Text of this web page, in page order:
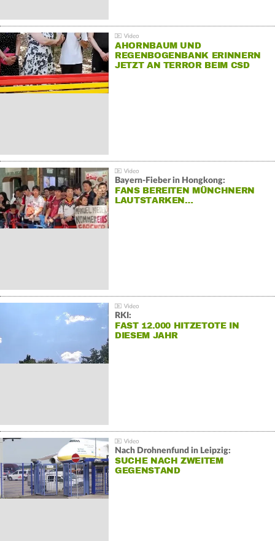
AHORNBAUM UND
REGENBOGENBANK ERINNERN
JETZT AN TERROR BEIM CSD
Bayern-Fieber in Hongkong:
FANS BEREITEN MÜNCHNERN
LAUTSTARKEN…
RKI:
FAST 12.000 HITZETOTE IN
DIESEM JAHR
Nach Drohnenfund in Leipzig:
SUCHE NACH ZWEITEM
GEGENSTAND